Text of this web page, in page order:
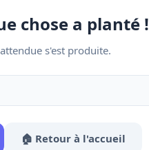
chose a planté !
s'est produite.
🏠 Retour à l'accueil